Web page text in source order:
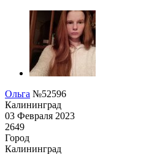
Ольга №52596
Калининград
03 Февраля 2023
2649
Город
Калининград